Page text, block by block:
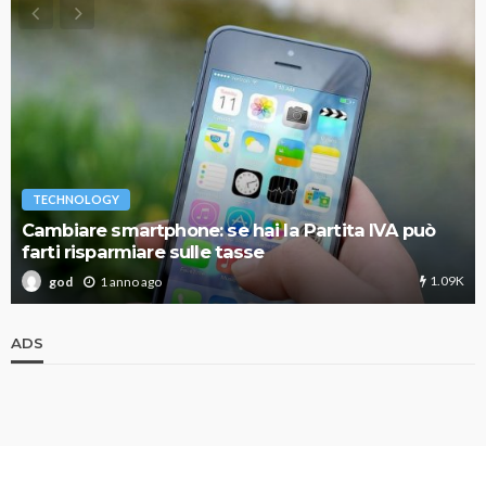
TECHNOLOGY
Cambiare smartphone: se hai la Partita IVA può
farti risparmiare sulle tasse
god 1 anno ago 1.09K
ADS